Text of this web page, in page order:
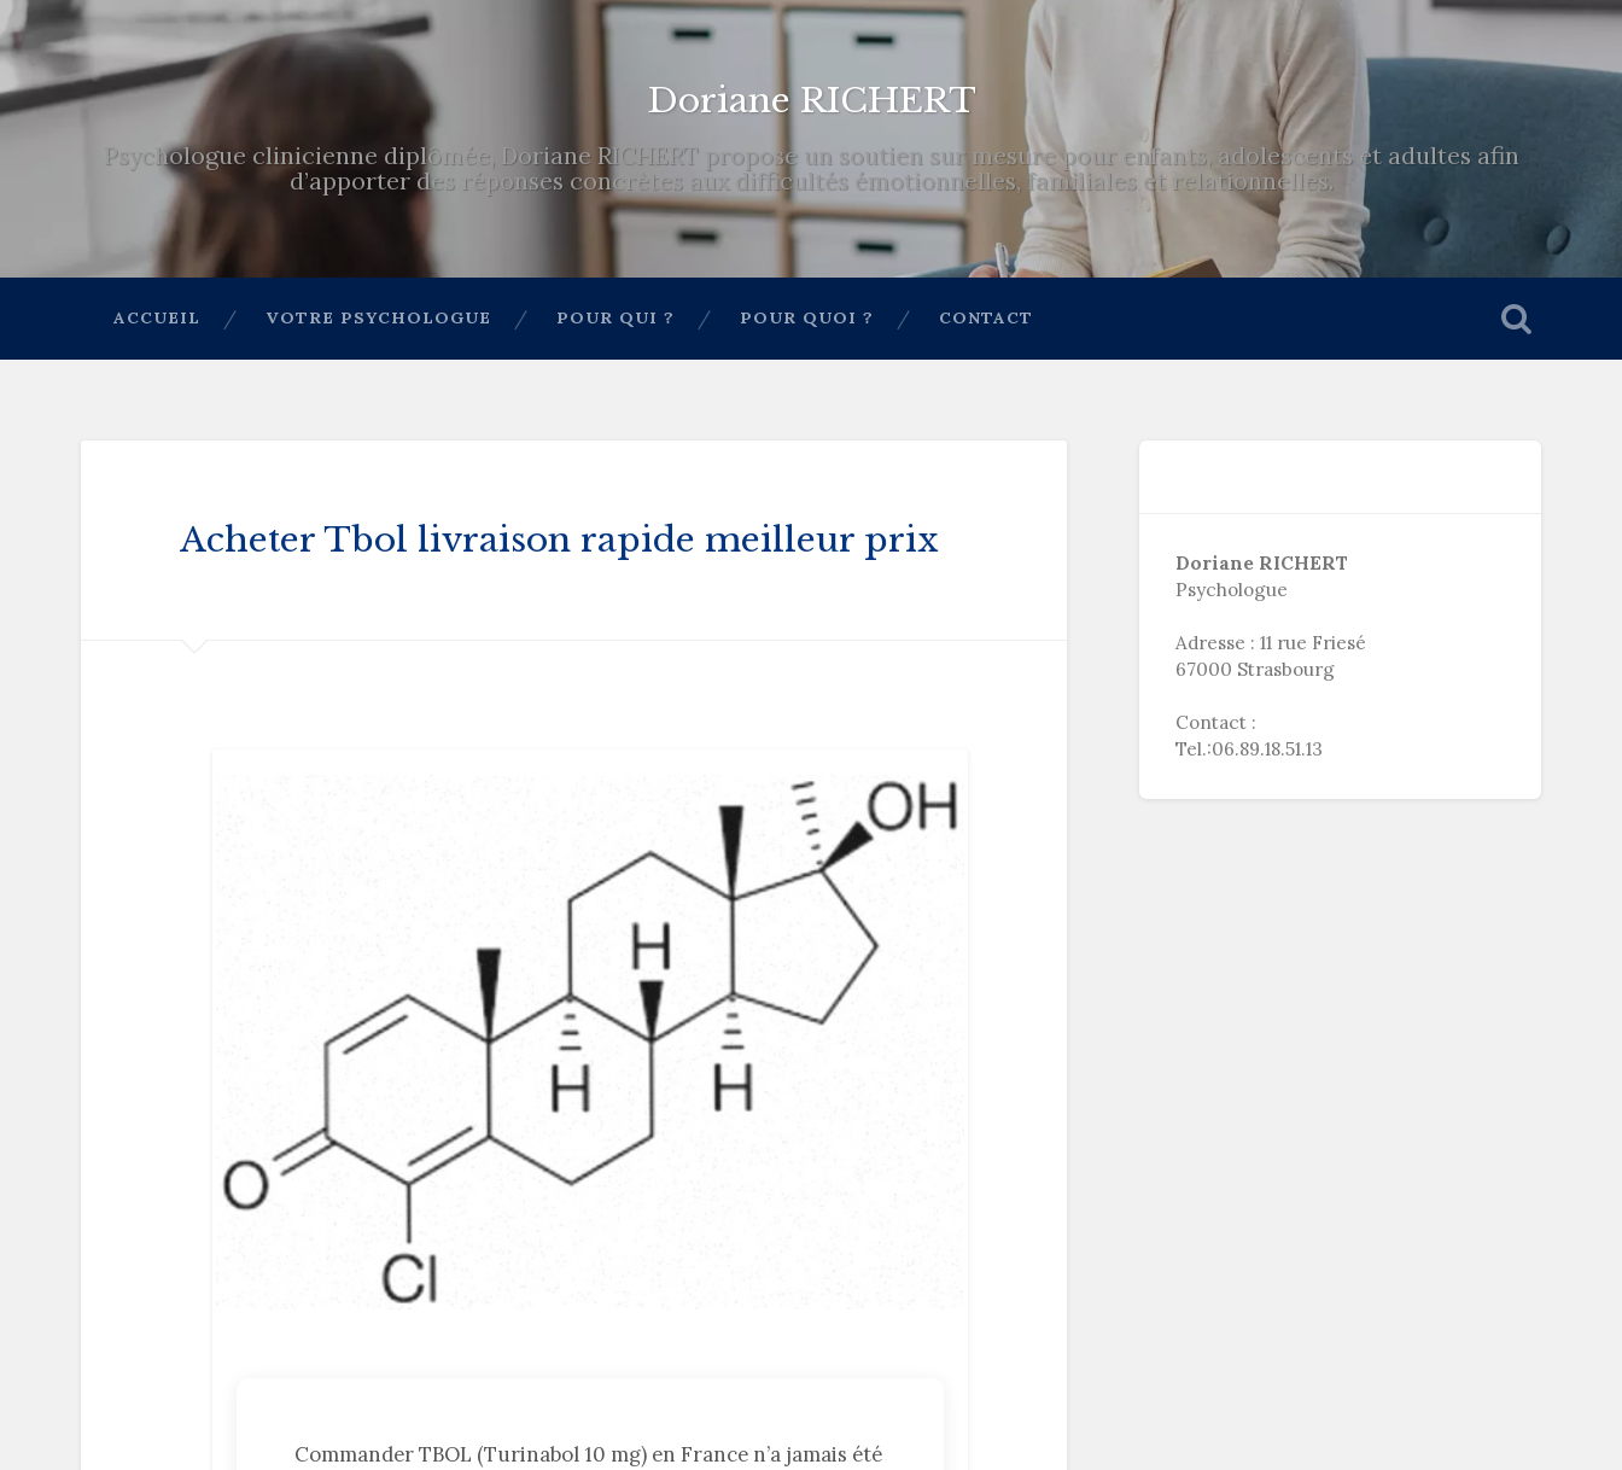
Doriane RICHERT
Psychologue clinicienne diplômée, Doriane RICHERT propose un soutien sur mesure pour enfants, adolescents et adultes afin
d’apporter des réponses concrètes aux difficultés émotionnelles, familiales et relationnelles.
ACCUEIL VOTRE PSYCHOLOGUE POUR QUI ? POUR QUOI ? CONTACT
Acheter Tbol livraison rapide meilleur prix
Commander TBOL (Turinabol 10 mg) en France n’a jamais été
Doriane RICHERT
Psychologue
Adresse : 11 rue Friesé
67000 Strasbourg
Contact :
Tel.:06.89.18.51.13